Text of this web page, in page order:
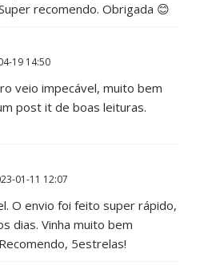
recomendo. Obrigada 😊
19 14:50
veio impecável, muito bem
post it de boas leituras.
01-11 12:07
O envio foi feito super rápido,
dias. Vinha muito bem
5estrelas!